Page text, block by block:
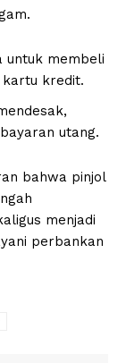
untuk membeli
kartu kredit.
utang.
bahwa pinjol
menjadi
perbankan